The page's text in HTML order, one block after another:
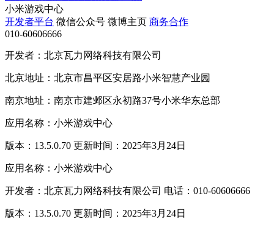
小米游戏中心
开发者平台 微信公众号 微博主页 商务合作
010-60606666
开发者：北京瓦力网络科技有限公司
北京地址：北京市昌平区安居路小米智慧产业园
南京地址：南京市建邺区永初路37号小米华东总部
应用名称：小米游戏中心
版本：13.5.0.70 更新时间：2025年3月24日
应用名称：小米游戏中心
开发者：北京瓦力网络科技有限公司 电话：010-60606666
版本：13.5.0.70 更新时间：2025年3月24日